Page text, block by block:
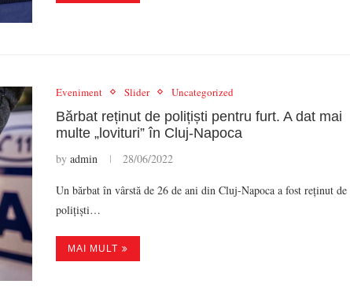
Eveniment Slider Uncategorized
Bărbat reținut de polițiști pentru furt. A dat mai
multe „lovituri” în Cluj-Napoca
by admin 28/06/2022
Un bărbat în vârstă de 26 de ani din Cluj-Napoca a fost reținut de
polițiști…
MAI MULT